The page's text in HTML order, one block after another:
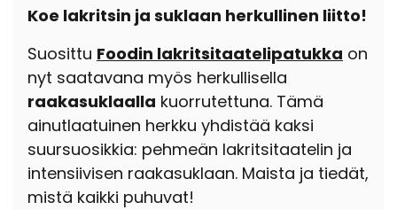
Koe lakritsin ja suklaan herkullinen liitto!
Suosittu Foodin lakritsitaatelipatukka on
nyt saatavana myös herkullisella
raakasuklaalla kuorrutettuna. Tämä
ainutlaatuinen herkku yhdistää kaksi
suursuosikkia: pehmeän lakritsitaatelin ja
intensiivisen raakasuklaan. Maista ja tiedät,
mistä kaikki puhuvat!